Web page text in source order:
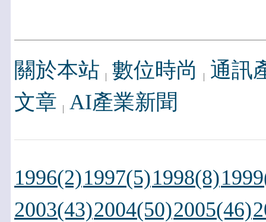
關於本站 數位時尚
通訊
文章 AI產業新聞
1996(2)1997(5)1998(8)
2003(43)2004(50)2005(46)